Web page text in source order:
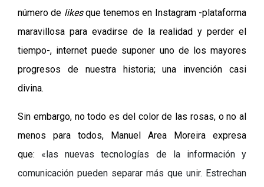
número de likesque tenemos en Instagram -plataforma
maravillosa para evadirse de la realidad y perder el
tiempo-, internet puede suponer uno de los mayores
progresos de nuestra historia; una invención casi
divina.
Sin embargo, no todo es del color de las rosas, o no al
menos para todos, Manuel Area Moreira expresa
que: «las nuevas tecnologías de la información y
comunicación pueden separar más que unir. Estrechan